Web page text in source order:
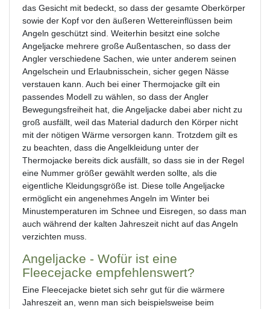
das Gesicht mit bedeckt, so dass der gesamte Oberkörper
sowie der Kopf vor den äußeren Wettereinflüssen beim
Angeln geschützt sind. Weiterhin besitzt eine solche
Angeljacke mehrere große Außentaschen, so dass der
Angler verschiedene Sachen, wie unter anderem seinen
Angelschein und Erlaubnisschein, sicher gegen Nässe
verstauen kann. Auch bei einer Thermojacke gilt ein
passendes Modell zu wählen, so dass der Angler
Bewegungsfreiheit hat, die Angeljacke dabei aber nicht zu
groß ausfällt, weil das Material dadurch den Körper nicht
mit der nötigen Wärme versorgen kann. Trotzdem gilt es
zu beachten, dass die Angelkleidung unter der
Thermojacke bereits dick ausfällt, so dass sie in der Regel
eine Nummer größer gewählt werden sollte, als die
eigentliche Kleidungsgröße ist. Diese tolle Angeljacke
ermöglicht ein angenehmes Angeln im Winter bei
Minustemperaturen im Schnee und Eisregen, so dass man
auch während der kalten Jahreszeit nicht auf das Angeln
verzichten muss.
Angeljacke - Wofür ist eine
Fleecejacke empfehlenswert?
Eine Fleecejacke bietet sich sehr gut für die wärmere
Jahreszeit an, wenn man sich beispielsweise beim